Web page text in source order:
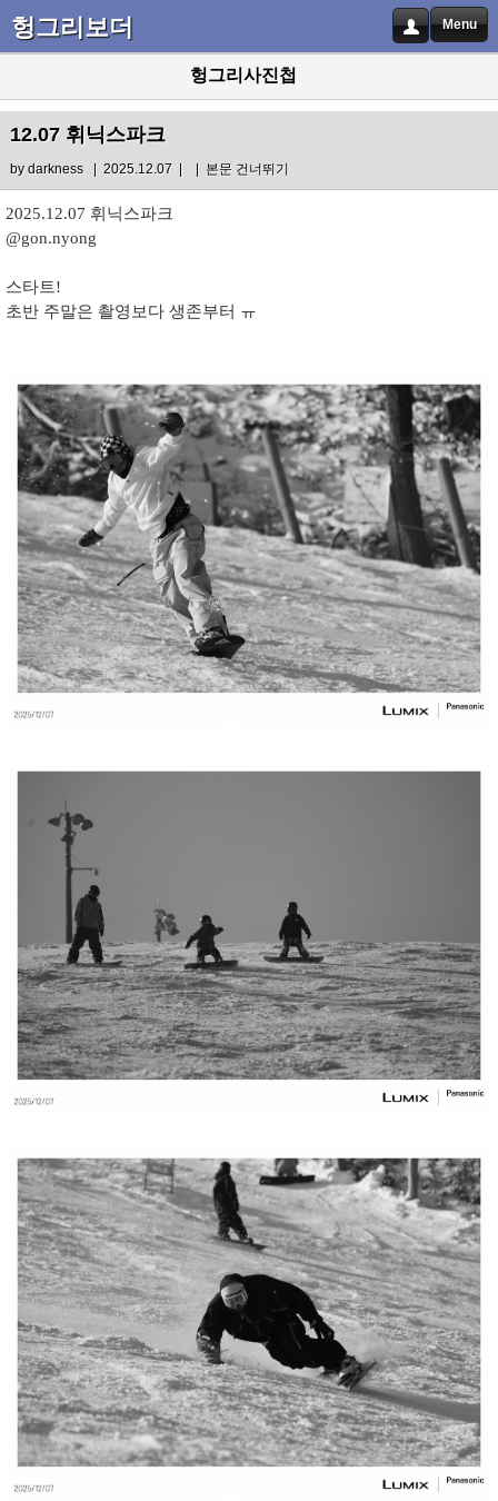
헝그리보더 Menu
헝그리사진첩
12.07 휘닉스파크
bydarkness| 2025.12.07 | | 본문 건너뛰기
2025.12.07 휘닉스파크
@gon.nyong
스타트!
초반 주말은 촬영보다 생존부터 ㅠ